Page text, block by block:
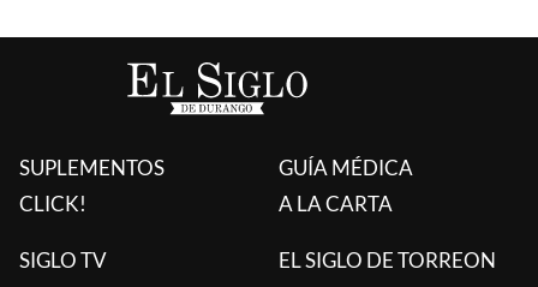
SUPLEMENTOS
CLICK!
GUÍA MÉDICA
A LA CARTA
SIGLO TV EL SIGLO DE TORREON